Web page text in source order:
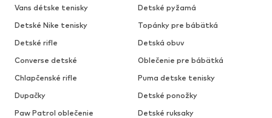
Vans détske tenisky
Detské pyžamá
Detské Nike tenisky
Topánky pre bábätká
Detské rifle
Detská obuv
Converse detské
Oblečenie pre bábätká
Chlapčenské rifle
Puma detske tenisky
Dupačky
Detské ponožky
Paw Patrol oblečenie
Detské ruksaky